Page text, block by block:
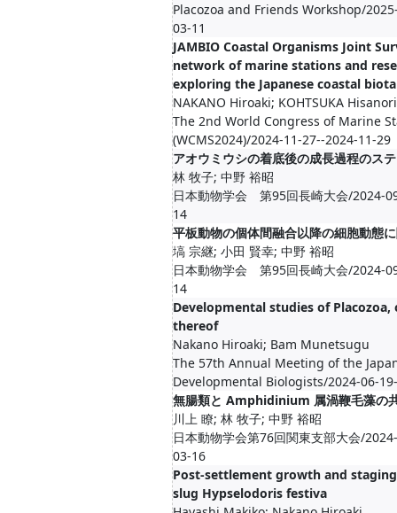
Placozoa and Friends Workshop/
03-11
JAMBIO Coastal Organisms Joint
network of marine stations and
exploring the Japanese coastal biota
NAKANO Hiroaki; KOHTSUKA
The 2nd World Congress of Marine
(WCMS2024)/2024-11-27--2024-11-29
アオウミウシの着底後の成長過程のス
林 牧子; 中野 裕昭
日本動物学会 第95回長崎大会/2024-
14
平板動物の個体間融合以降の細胞動態
塙 宗継; 小田 賢幸; 中野 裕昭
日本動物学会 第95回長崎大会/2024-
14
Developmental studies of Placozoa,
thereof
Nakano Hiroaki; Bam Munetsugu
The 57th Annual Meeting of the
Developmental Biologists/2024-06-
無腸類と Amphidinium 属渦鞭毛藻の
川上 瞭; 林 牧子; 中野 裕昭
日本動物学会第76回関東支部大会/
03-16
Post-settlement growth and
slug Hypselodoris festiva